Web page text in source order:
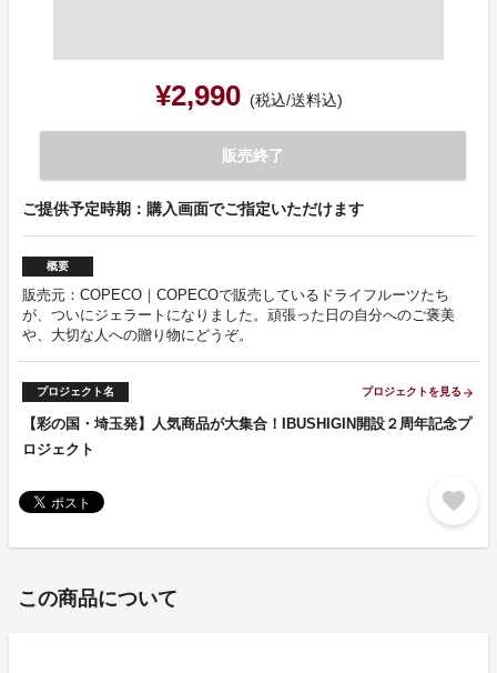
¥2,990 (税込/送料込)
販売終了
ご提供予定時期：購入画面でご指定いただけます
概要
販売元：COPECO｜COPECOで販売しているドライフルーツたち
が、ついにジェラートになりました。頑張った日の自分へのご褒美
や、大切な人への贈り物にどうぞ。
プロジェクト名 プロジェクトを見る arrow_forward
【彩の国・埼玉発】人気商品が大集合！IBUSHIGIN開設２周年記念プ
ロジェクト
favorite
この商品について